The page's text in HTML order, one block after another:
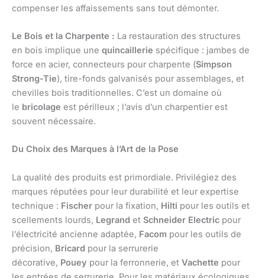
compenser les affaissements sans tout démonter.
Le Bois et la Charpente : La restauration des structures
en bois implique une quincaillerie spécifique : jambes de
force en acier, connecteurs pour charpente (Simpson
Strong-Tie), tire-fonds galvanisés pour assemblages, et
chevilles bois traditionnelles. C’est un domaine où
le bricolage est périlleux ; l’avis d’un charpentier est
souvent nécessaire.
Du Choix des Marques à l’Art de la Pose
La qualité des produits est primordiale. Privilégiez des
marques réputées pour leur durabilité et leur expertise
technique : Fischer pour la fixation, Hilti pour les outils et
scellements lourds, Legrand et Schneider Electric pour
l’électricité ancienne adaptée, Facom pour les outils de
précision, Bricard pour la serrurerie
décorative, Pouey pour la ferronnerie, et Vachette pour